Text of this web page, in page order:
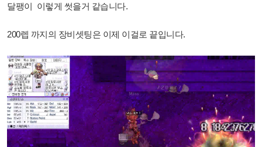
달팽이 이렇게 썻을거 같습니다.
200렙 까지의 장비셋팅은 이제 이걸로 끝입니다.